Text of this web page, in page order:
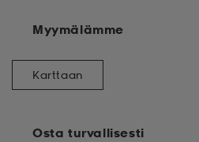
Osta turvallisesti
Myymälämme
Karttaan